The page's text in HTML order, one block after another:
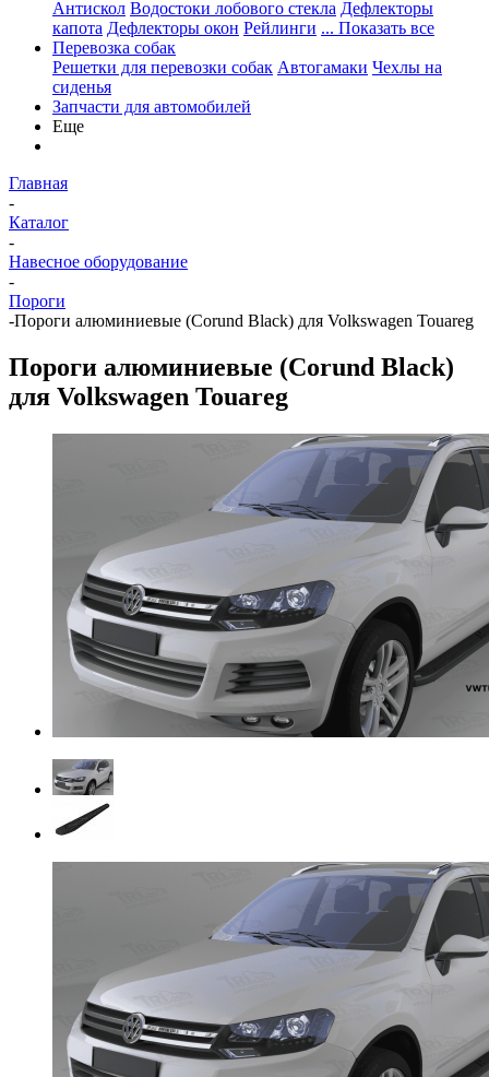
Антискол Водостоки лобового стекла Дефлекторы
капота Дефлекторы окон Рейлинги ... Показать все
Перевозка собак
Решетки для перевозки собак Автогамаки Чехлы на
сиденья
Запчасти для автомобилей
Еще
Главная
-
Каталог
-
Навесное оборудование
-
Пороги
-Пороги алюминиевые (Corund Black) для Volkswagen Touareg
Пороги алюминиевые (Corund Black)
для Volkswagen Touareg